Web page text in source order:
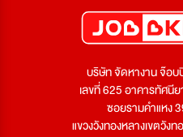
บริษัท จัดหางาน จ๊อบ
เลขที่ 625 อาคารทัศนี
ซอยรามคำแหง
แขวงวังทองหลางเขตวัง